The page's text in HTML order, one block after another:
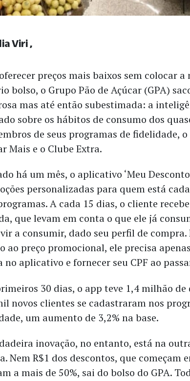
preços mais baixos sem colocar a
bolso, o Grupo Pão de Açúcar (GPA)
mas até então subestimada: a
sobre os hábitos de consumo dos
de seus programas de fidelidade, o
Mais e o Clube Extra.
há um mês, o aplicativo ‘Meu
personalizadas para quem está
A cada 15 dias, o cliente
que levam em conta o que ele já
a consumir, dado seu perfil de compra.
ao preço promocional, ele precisa
no aplicativo e fornecer seu CPF ao
30 dias, o app teve 1,4 milhão de
novos clientes se cadastraram nos
um aumento de 3,2% na base.
inovação, no entanto, está na
Nem R$1 dos descontos, que começam
a mais de 50%, sai do bolso do GPA.
Viri